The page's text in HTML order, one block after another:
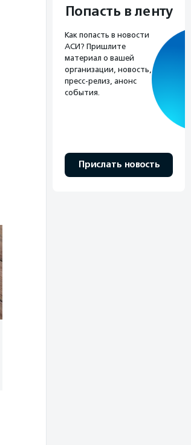
Попасть в ленту
Как попасть в новости
АСИ? Пришлите
материал о вашей
организации, новость,
пресс-релиз, анонс
события.
Прислать новость